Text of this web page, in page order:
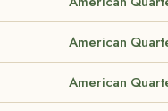
American
American